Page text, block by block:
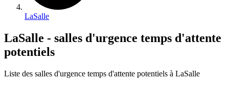
LaSalle
LaSalle - salles d'urgence temps d'attente
potentiels
Liste des salles d'urgence temps d'attente potentiels à LaSalle